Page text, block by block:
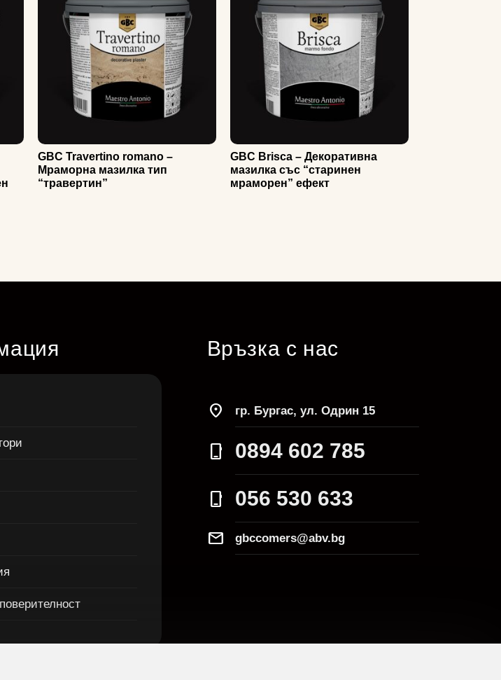
GBC Travertino romano –
Мраморна мазилка тип
“травертин”
GBC Brisca – Декоративна
мазилка със “старинен
мраморен” ефект
Връзка с нас
location_on гр. Бургас, ул. Одрин 15
phone_iphone 0894 602 785
phone_iphone 056 530 633
Mail gbccomers@abv.bg